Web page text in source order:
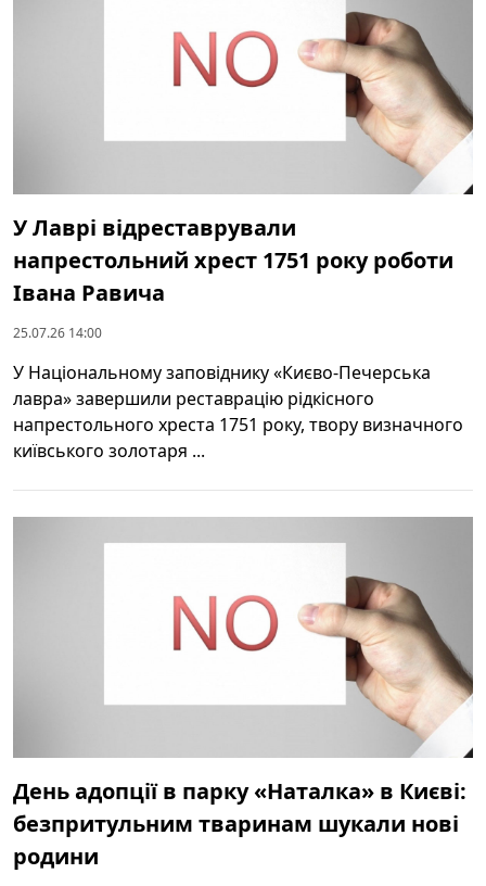
У Лаврі відреставрували
напрестольний хрест 1751 року роботи
Івана Равича
25.07.26 14:00
У Національному заповіднику «Києво-Печерська
лавра» завершили реставрацію рідкісного
напрестольного хреста 1751 року, твору визначного
київського золотаря ...
День адопції в парку «Наталка» в Києві:
безпритульним тваринам шукали нові
родини